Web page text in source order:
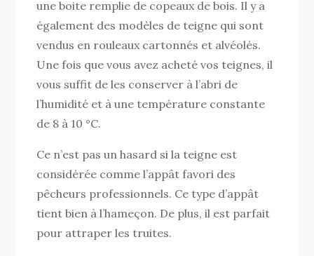
une boite remplie de copeaux de bois. Il y a
également des modèles de teigne qui sont
vendus en rouleaux cartonnés et alvéolés.
Une fois que vous avez acheté vos teignes, il
vous suffit de les conserver à l’abri de
l’humidité et à une température constante
de 8 à 10 °C.
Ce n’est pas un hasard si la teigne est
considérée comme l’appât favori des
pêcheurs professionnels. Ce type d’appât
tient bien à l’hameçon. De plus, il est parfait
pour attraper les truites.